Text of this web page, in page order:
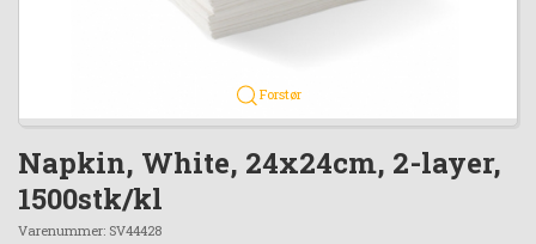
Forstør
Napkin, White, 24x24cm, 2-layer,
1500stk/kl
Varenummer: SV44428